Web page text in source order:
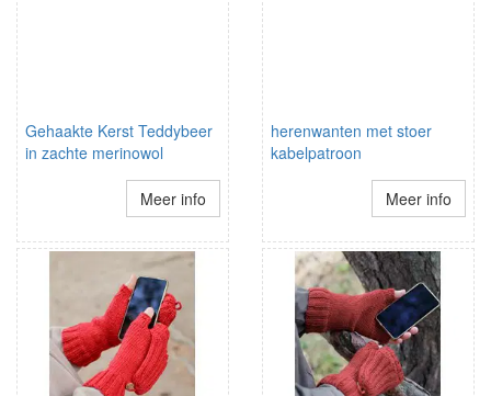
Gehaakte Kerst Teddybeer
in zachte merinowol
Meer info
herenwanten met stoer
kabelpatroon
Meer info